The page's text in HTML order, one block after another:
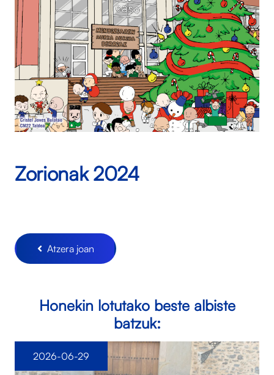
Zorionak 2024
Atzera joan
Honekin lotutako beste albiste
batzuk:
2026-06-29